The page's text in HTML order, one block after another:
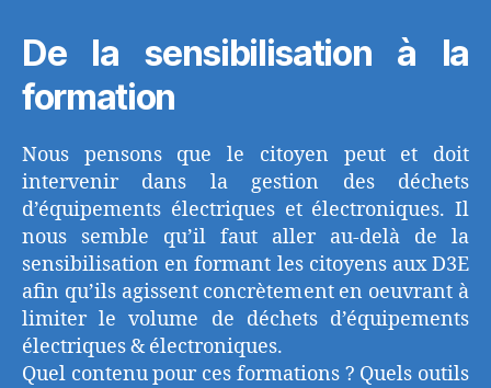
De la sensibilisation à la
formation
Nous pensons que le citoyen peut et doit
intervenir dans la gestion des déchets
d’équipements électriques et électroniques. Il
nous semble qu’il faut aller au-delà de la
sensibilisation en formant les citoyens aux D3E
afin qu’ils agissent concrètement en oeuvrant à
limiter le volume de déchets d’équipements
électriques & électroniques.
Quel contenu pour ces formations ? Quels outils